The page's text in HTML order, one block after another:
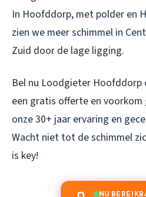
In Hoofddorp, met polder en
zien we meer schimmel in
Zuid door de lage ligging.
Bel nu Loodgieter Hoofddorp
een gratis offerte en voorkom
onze 30+ jaar ervaring en
Wacht niet tot de schimmel
is key!
NU